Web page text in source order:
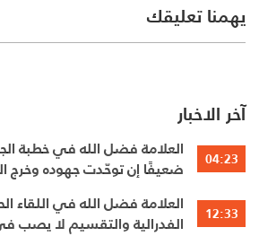
يهمنا تعليقك
آخر الاخبار
04:23
العلامة فضل الله في خطبة
ضعيفًا إن توحّدت جهوده وخرج
12:33
العلامة فضل الله في اللقاء
الفدرالية والتقسيم لا يصب